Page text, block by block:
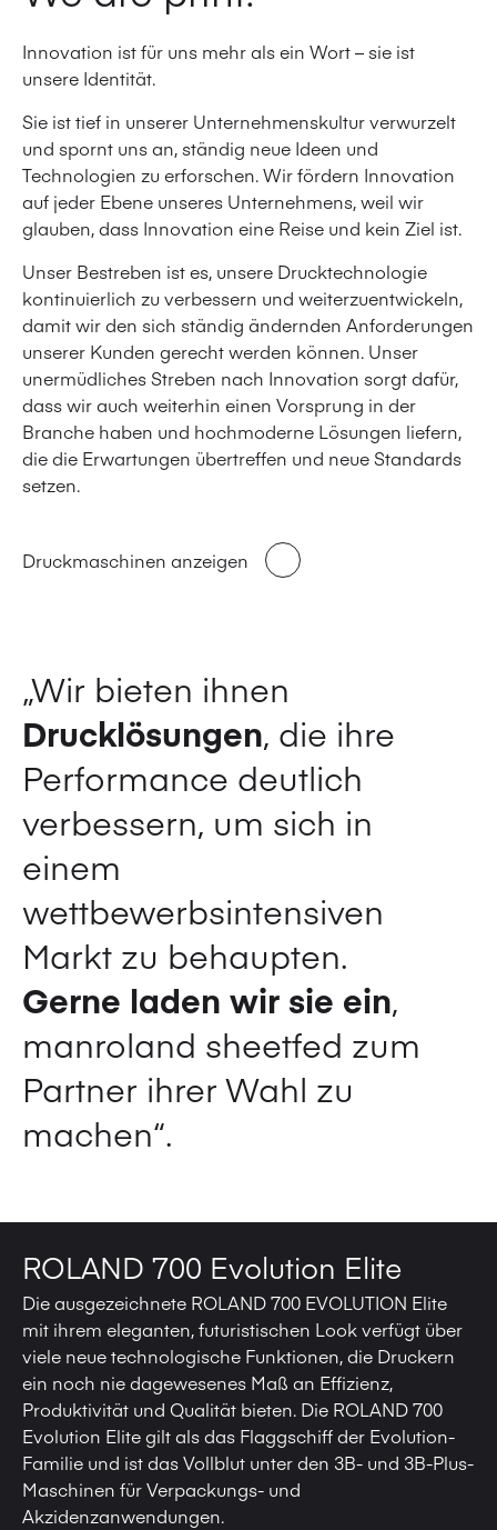
Innovation ist für uns mehr als ein Wort – sie ist
unsere Identität.
Sie ist tief in unserer Unternehmenskultur verwurzelt
und spornt uns an, ständig neue Ideen und
Technologien zu erforschen. Wir fördern Innovation
auf jeder Ebene unseres Unternehmens, weil wir
glauben, dass Innovation eine Reise und kein Ziel ist.
Unser Bestreben ist es, unsere Drucktechnologie
kontinuierlich zu verbessern und weiterzuentwickeln,
damit wir den sich ständig ändernden Anforderungen
unserer Kunden gerecht werden können. Unser
unermüdliches Streben nach Innovation sorgt dafür,
dass wir auch weiterhin einen Vorsprung in der
Branche haben und hochmoderne Lösungen liefern,
die die Erwartungen übertreffen und neue Standards
setzen.
Druckmaschinen anzeigen
„Wir bieten ihnen
Drucklösungen, die ihre
Performance deutlich
verbessern, um sich in
einem
wettbewerbsintensiven
Markt zu behaupten.
Gerne laden wir sie ein,
manroland sheetfed zum
Partner ihrer Wahl zu
machen“.
ROLAND 700 Evolution Elite
Die ausgezeichnete ROLAND 700 EVOLUTION Elite
mit ihrem eleganten, futuristischen Look verfügt über
viele neue technologische Funktionen, die Druckern
ein noch nie dagewesenes Maß an Effizienz,
Produktivität und Qualität bieten. Die ROLAND 700
Evolution Elite gilt als das Flaggschiff der Evolution-
Familie und ist das Vollblut unter den 3B- und 3B-Plus-
Maschinen für Verpackungs- und
Akzidenzanwendungen.